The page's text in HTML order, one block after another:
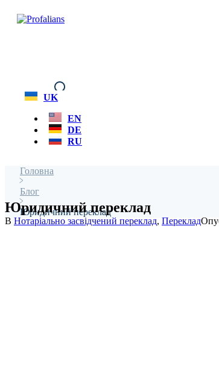
UK
EN
DE
RU
Головна
>
Блог
>
Юридичний переклад
Юридичний переклад
В Нотаріально засвідчений переклад, Переклад